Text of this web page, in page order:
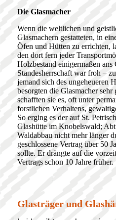
Die Glasmacher
Wenn die weltlichen und
Glasmachern gestatteten, in
Öfen und Hütten zu errichten,
den dort fern jeder
Holzbestand einigermaßen
Standesherrschaft war froh –
jemand sich des ungeheueren
besorgten die Glasmacher
schafften sie es, oft unter
forstlichen Verhaltens,
So erging es der auf St.
Glashütte im Knobelswald;
Waldabbau nicht mehr länger
geschlossene Vertrag über 50
sollte. Er drängte auf die
Vertrags schon 10 Jahre früher.
Glasträger und